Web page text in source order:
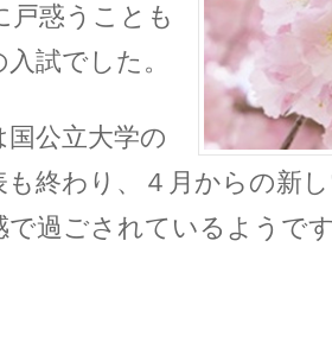
戸惑うことも
試でした。
国公立大学の
も終わり、４月からの新
で過ごされているようで